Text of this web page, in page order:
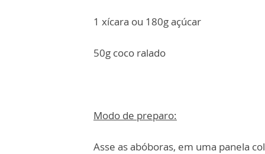
1 xícara ou 180g açúcar
50g coco ralado
Modo de preparo:
Asse as abóboras, em uma panela